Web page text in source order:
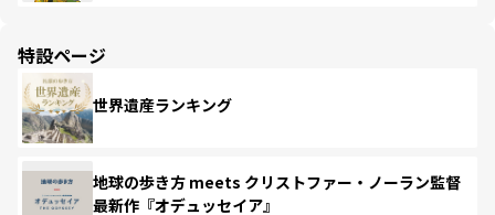
特設ページ
世界遺産ランキング
地球の歩き方 meets クリストファー・ノーラン監督
最新作『オデュッセイア』